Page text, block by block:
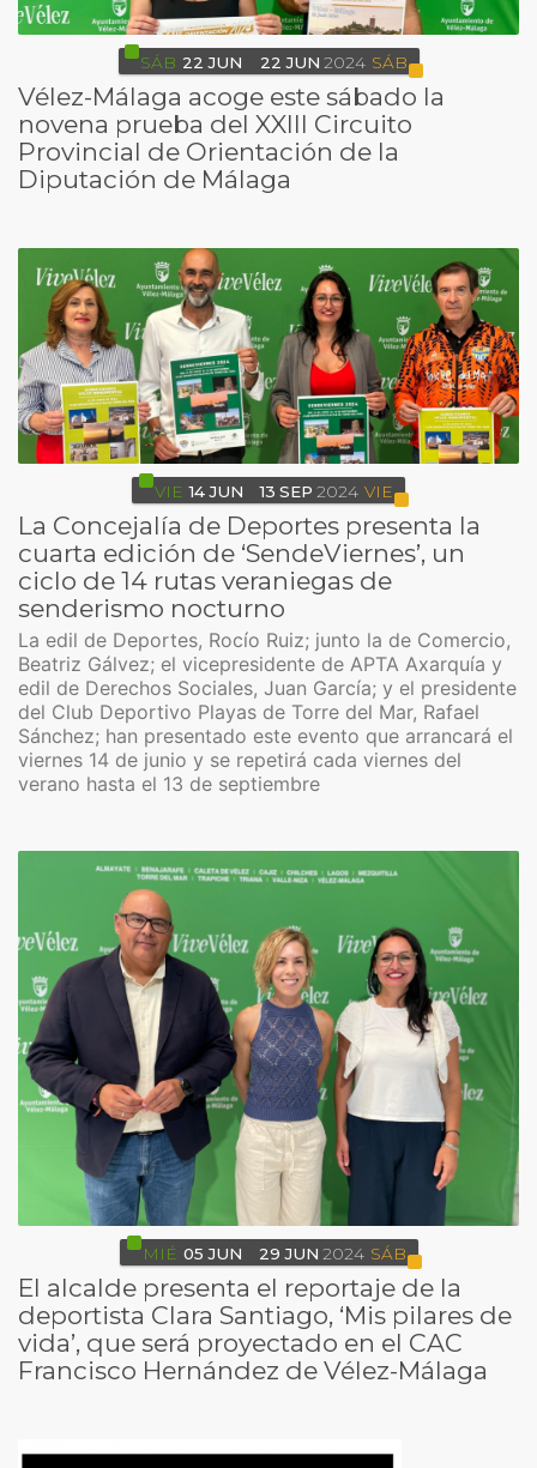
SÁB 22 JUN 22 JUN 2024 SÁB
Vélez-Málaga acoge este sábado la
novena prueba del XXIII Circuito
Provincial de Orientación de la
Diputación de Málaga
VIE 14 JUN 13 SEP 2024 VIE
La Concejalía de Deportes presenta la
cuarta edición de ‘SendeViernes’, un
ciclo de 14 rutas veraniegas de
senderismo nocturno
La edil de Deportes, Rocío Ruiz; junto la de Comercio,
Beatriz Gálvez; el vicepresidente de APTA Axarquía y
edil de Derechos Sociales, Juan García; y el presidente
del Club Deportivo Playas de Torre del Mar, Rafael
Sánchez; han presentado este evento que arrancará el
viernes 14 de junio y se repetirá cada viernes del
verano hasta el 13 de septiembre
MIÉ 05 JUN 29 JUN 2024 SÁB
El alcalde presenta el reportaje de la
deportista Clara Santiago, ‘Mis pilares de
vida’, que será proyectado en el CAC
Francisco Hernández de Vélez-Málaga